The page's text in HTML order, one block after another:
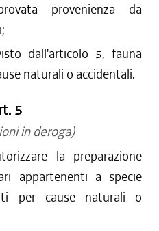
provenienza da
dall'articolo 5, fauna
naturali o accidentali.
5
in deroga)
la preparazione
appartenenti a specie
per cause naturali o